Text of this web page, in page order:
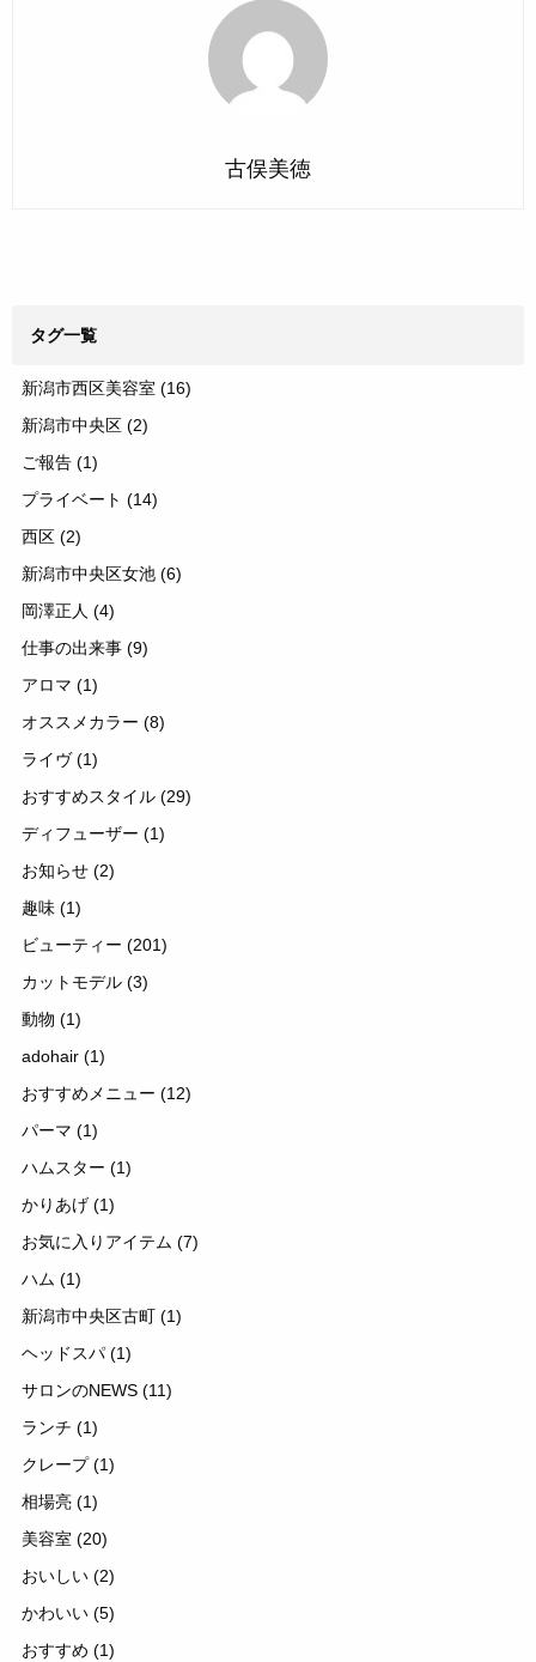
古俣美徳
タグ一覧
新潟市西区美容室 (16)
新潟市中央区 (2)
ご報告 (1)
プライベート (14)
西区 (2)
新潟市中央区女池 (6)
岡澤正人 (4)
仕事の出来事 (9)
アロマ (1)
オススメカラー (8)
ライヴ(1)
おすすめスタイル (29)
ディフューザー (1)
お知らせ (2)
趣味 (1)
ビューティー (201)
カットモデル (3)
動物 (1)
adohair (1)
おすすめメニュー (12)
パーマ (1)
ハムスター (1)
かりあげ (1)
お気に入りアイテム (7)
ハム (1)
新潟市中央区古町 (1)
ヘッドスパ (1)
サロンのNEWS (11)
ランチ (1)
クレープ(1)
相場亮 (1)
美容室 (20)
おいしい (2)
かわいい (5)
おすすめ (1)